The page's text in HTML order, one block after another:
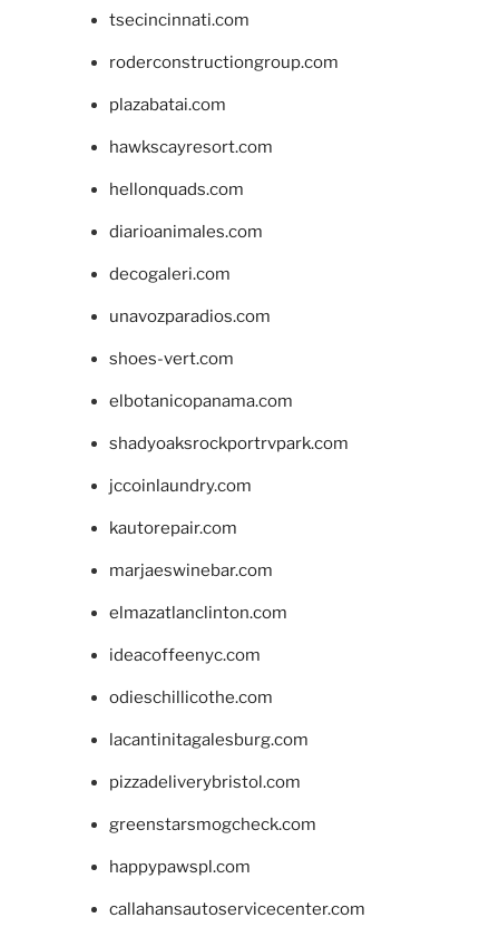
tsecincinnati.com
roderconstructiongroup.com
plazabatai.com
hawkscayresort.com
hellonquads.com
diarioanimales.com
decogaleri.com
unavozparadios.com
shoes-vert.com
elbotanicopanama.com
shadyoaksrockportrvpark.com
jccoinlaundry.com
kautorepair.com
marjaeswinebar.com
elmazatlanclinton.com
ideacoffeenyc.com
odieschillicothe.com
lacantinitagalesburg.com
pizzadeliverybristol.com
greenstarsmogcheck.com
happypawspl.com
callahansautoservicecenter.com